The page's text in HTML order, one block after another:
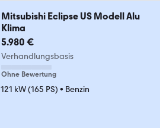
Mitsubishi Eclipse US Modell Alu
Klima
5.980 €
Verhandlungsbasis
Ohne Bewertung
121 kW (165 PS) • Benzin